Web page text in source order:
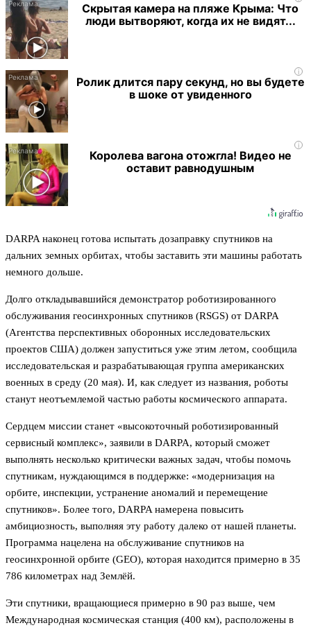
Скрытая камера на пляже Крыма: Что
люди вытворяют, когда их не видят...
i
Ролик длится пару секунд, но вы будете
в шоке от увиденного
i
Королева вагона отожгла! Видео не
оставит равнодушным
DARPA наконец готова испытать дозаправку спутников на
дальних земных орбитах, чтобы заставить эти машины работать
немного дольше.
Долго откладывавшийся демонстратор роботизированного
обслуживания геосинхронных спутников (RSGS) от DARPA
(Агентства перспективных оборонных исследовательских
проектов США) должен запуститься уже этим летом, сообщила
исследовательская и разрабатывающая группа американских
военных в среду (20 мая). И, как следует из названия, роботы
станут неотъемлемой частью работы космического аппарата.
Сердцем миссии станет «высокоточный роботизированный
сервисный комплекс», заявили в DARPA, который сможет
выполнять несколько критически важных задач, чтобы помочь
спутникам, нуждающимся в поддержке: «модернизация на
орбите, инспекции, устранение аномалий и перемещение
спутников». Более того, DARPA намерена повысить
амбициозность, выполняя эту работу далеко от нашей планеты.
Программа нацелена на обслуживание спутников на
геосинхронной орбите (GEO), которая находится примерно в 35
786 километрах над Землёй.
Эти спутники, вращающиеся примерно в 90 раз выше, чем
Международная космическая станция (400 км), расположены в